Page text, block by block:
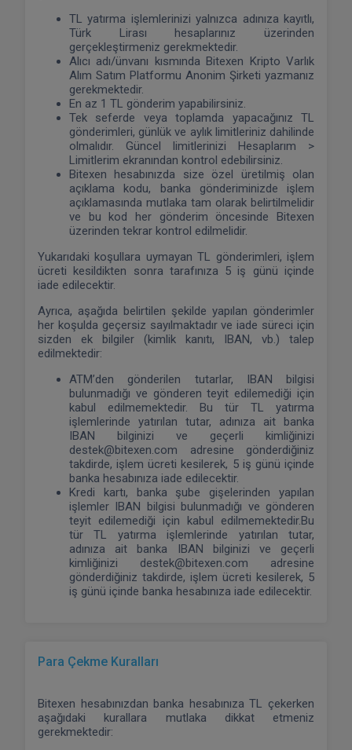
TL yatırma işlemlerinizi yalnızca adınıza kayıtlı,
Türk Lirası hesaplarınız üzerinden
gerçekleştirmeniz gerekmektedir.
Alıcı adı/ünvanı kısmında Bitexen Kripto Varlık
Alım Satım Platformu Anonim Şirketi yazmanız
gerekmektedir.
En az 1 TL gönderim yapabilirsiniz.
Tek seferde veya toplamda yapacağınız TL
gönderimleri, günlük ve aylık limitleriniz dahilinde
olmalıdır. Güncel limitlerinizi Hesaplarım >
Limitlerim ekranından kontrol edebilirsiniz.
Bitexen hesabınızda size özel üretilmiş olan
açıklama kodu, banka gönderiminizde işlem
açıklamasında mutlaka tam olarak belirtilmelidir
ve bu kod her gönderim öncesinde Bitexen
üzerinden tekrar kontrol edilmelidir.
Yukarıdaki koşullara uymayan TL gönderimleri, işlem
ücreti kesildikten sonra tarafınıza 5 iş günü içinde
iade edilecektir.
Ayrıca, aşağıda belirtilen şekilde yapılan gönderimler
her koşulda geçersiz sayılmaktadır ve iade süreci için
sizden ek bilgiler (kimlik kanıtı, IBAN, vb.) talep
edilmektedir:
ATM’den gönderilen tutarlar, IBAN bilgisi
bulunmadığı ve gönderen teyit edilemediği için
kabul edilmemektedir. Bu tür TL yatırma
işlemlerinde yatırılan tutar, adınıza ait banka
IBAN bilginizi ve geçerli kimliğinizi
destek@bitexen.com adresine gönderdiğiniz
takdirde, işlem ücreti kesilerek, 5 iş günü içinde
banka hesabınıza iade edilecektir.
Kredi kartı, banka şube gişelerinden yapılan
işlemler IBAN bilgisi bulunmadığı ve gönderen
teyit edilemediği için kabul edilmemektedir.Bu
tür TL yatırma işlemlerinde yatırılan tutar,
adınıza ait banka IBAN bilginizi ve geçerli
kimliğinizi destek@bitexen.com adresine
gönderdiğiniz takdirde, işlem ücreti kesilerek, 5
iş günü içinde banka hesabınıza iade edilecektir.
Para Çekme Kuralları
Bitexen hesabınızdan banka hesabınıza TL çekerken
aşağıdaki kurallara mutlaka dikkat etmeniz
gerekmektedir: